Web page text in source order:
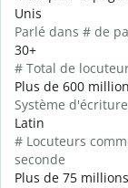
Unis
Parlé dans # de
30+
# Total de
Plus de 600
Système
Latin
# Locuteurs
seconde
Plus de 75 millions